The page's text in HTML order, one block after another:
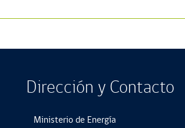
Dirección y Contacto
Ministerio de Energía